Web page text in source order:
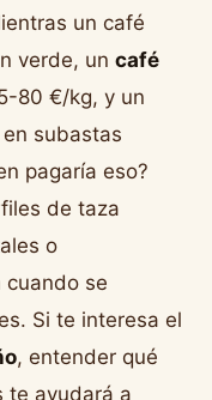
un café
verde, un café
80 €/kg, y un
subastas
pagaría eso?
de taza
o
se
Si te interesa el
, entender qué
te ayudará a